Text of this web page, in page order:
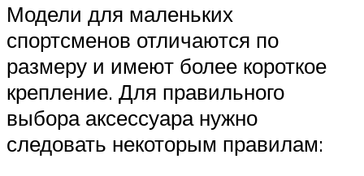
Модели для маленьких
спортсменов отличаются по
размеру и имеют более короткое
крепление. Для правильного
выбора аксессуара нужно
следовать некоторым правилам: